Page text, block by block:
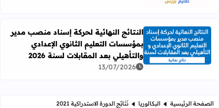
اقرأ المزيد عن النتائج النهائية لحركة إسناد منصب مدير
النتائج النهائية لحركة إسناد منصب مدير
بمؤسسات التعليم الثانوي الإعدادي
والتأهيلي بعد المقابلات لسنة 2026
13/07/2026
الصفحة الرئيسية البكالوريا نَتَائِج الدورة الاستدراكية 2021